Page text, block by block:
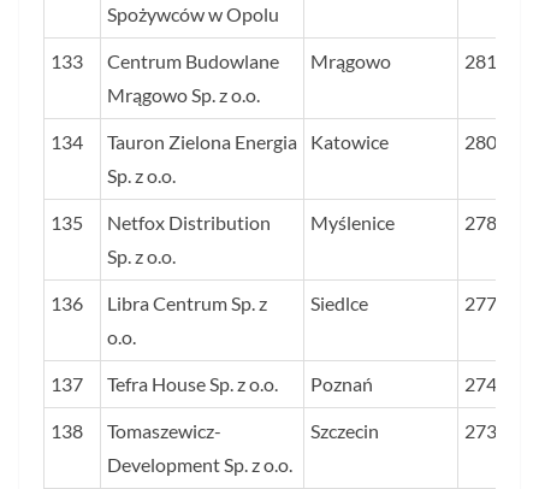
Spożywców w Opolu
133
Centrum Budowlane
Mrągowo Sp. z o.o.
Mrągowo 2810
134
Tauron Zielona Energia
Sp. z o.o.
Katowice 2804
135
Netfox Distribution
Sp. z o.o.
Myślenice 2789
136
Libra Centrum Sp. z
o.o.
Siedlce 2773
137 Tefra House Sp. z o.o. Poznań 2744
138
Tomaszewicz-
Development Sp. z o.o.
Szczecin 2737